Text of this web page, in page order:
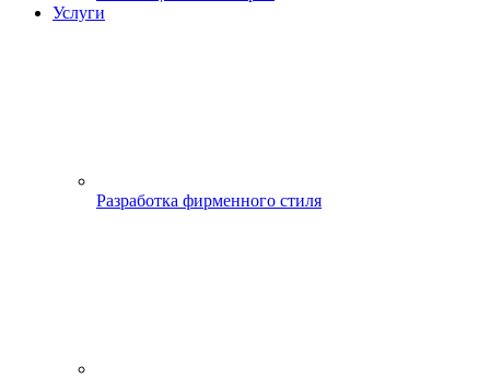
Услуги
Разработка фирменного стиля